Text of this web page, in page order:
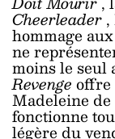
Cheerleader
hommage
ne
moins le
Revengeoffre
Madeleine
fonctionne
légère du